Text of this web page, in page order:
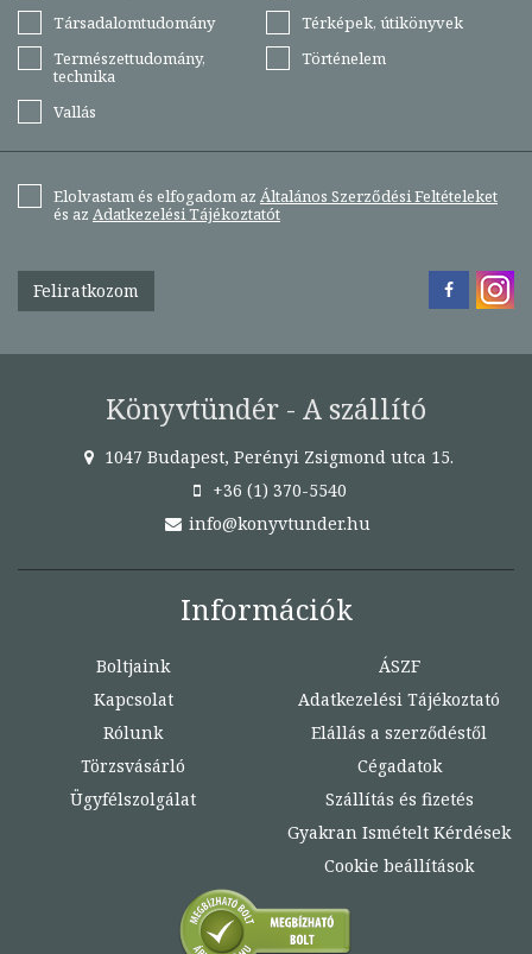
Társadalomtudomány
Térképek, útikönyvek
Természettudomány,
technika
Történelem
Vallás
Elolvastam és elfogadom az Általános Szerződési Feltételeket
és az Adatkezelési Tájékoztatót
Feliratkozom
Könyvtündér - A szállító
1047 Budapest, Perényi Zsigmond utca 15.
+36 (1) 370-5540
info@konyvtunder.hu
Információk
Boltjaink
Kapcsolat
Rólunk
Törzsvásárló
Ügyfélszolgálat
ÁSZF
Adatkezelési Tájékoztató
Elállás a szerződéstől
Cégadatok
Szállítás és fizetés
Gyakran Ismételt Kérdések
Cookie beállítások